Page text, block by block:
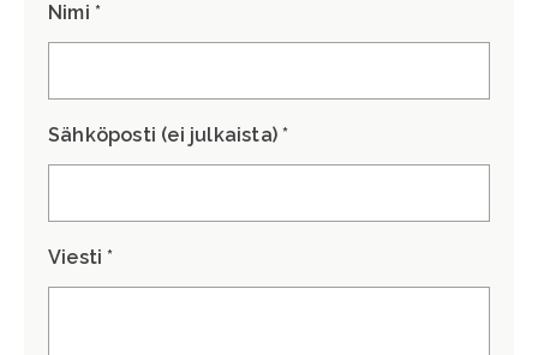
Nimi *
Sähköposti (ei julkaista) *
Viesti *